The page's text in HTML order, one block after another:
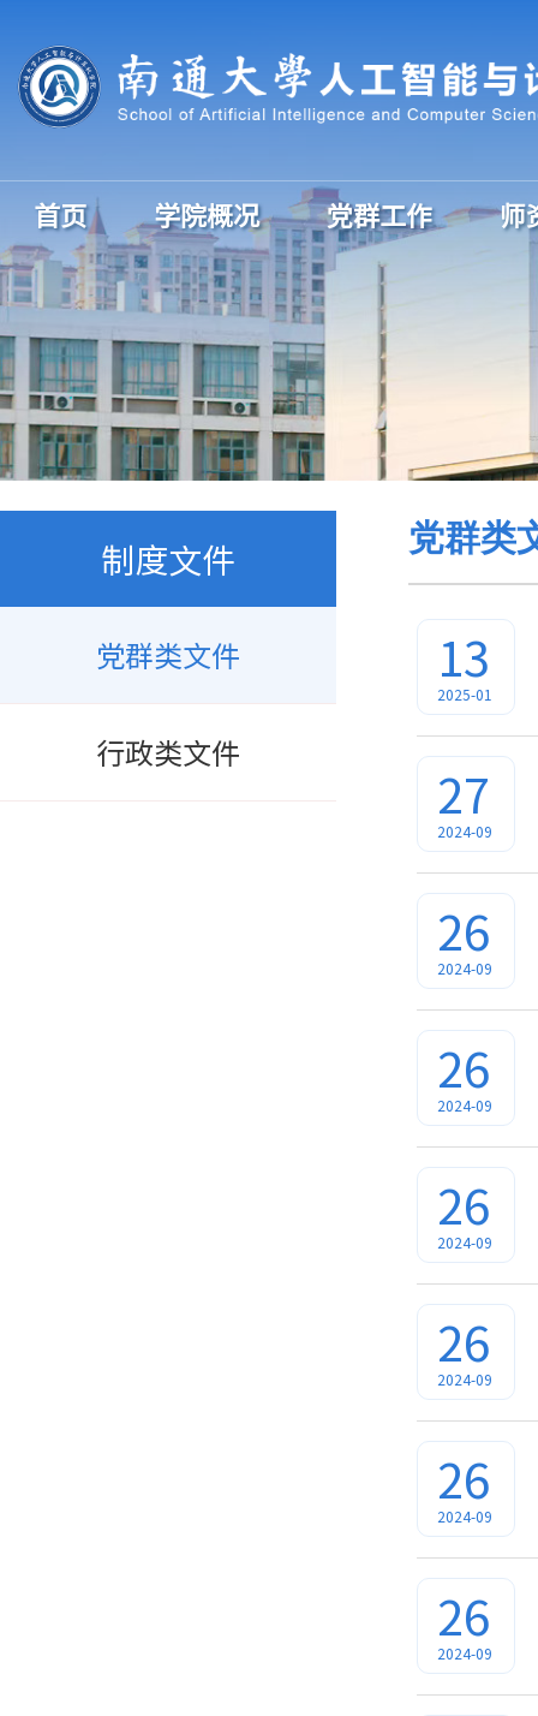
首页 学院概况 党群工作 师
制度文件
党群类文件
行政类文件
党群类
13
2025-01
27
2024-09
26
2024-09
26
2024-09
26
2024-09
26
2024-09
26
2024-09
26
2024-09